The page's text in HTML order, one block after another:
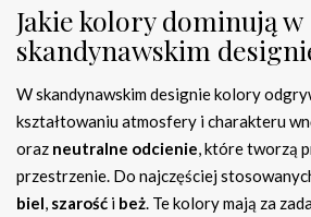
Jakie kolory dominują w
skandynawskim
W skandynawskim designie kolory
kształtowaniu atmosfery i charakteru
oraz neutralne odcienie, które tworzą
przestrzenie. Do najczęściej
biel, szarość i beż. Te kolory mają za